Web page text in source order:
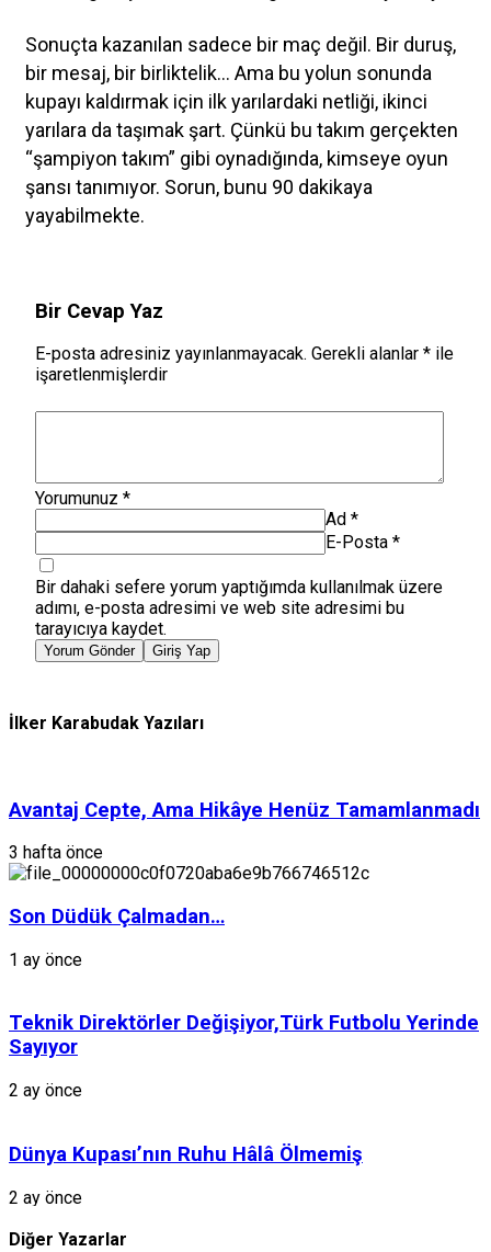
Sonuçta kazanılan sadece bir maç değil. Bir duruş,
bir mesaj, bir birliktelik… Ama bu yolun sonunda
kupayı kaldırmak için ilk yarılardaki netliği, ikinci
yarılara da taşımak şart. Çünkü bu takım gerçekten
“şampiyon takım” gibi oynadığında, kimseye oyun
şansı tanımıyor. Sorun, bunu 90 dakikaya
yayabilmekte.
Bir Cevap Yaz
E-posta adresiniz yayınlanmayacak. Gerekli alanlar * ile
işaretlenmişlerdir
Yorumunuz *
Ad *
E-Posta *
Bir dahaki sefere yorum yaptığımda kullanılmak üzere
adımı, e-posta adresimi ve web site adresimi bu
tarayıcıya kaydet.
Yorum Gönder Giriş Yap
İlker Karabudak Yazıları
Avantaj Cepte, Ama Hikâye Henüz Tamamlanmadı
3 hafta önce
Son Düdük Çalmadan…
1 ay önce
Teknik Direktörler Değişiyor,Türk Futbolu Yerinde
Sayıyor
2 ay önce
Dünya Kupası’nın Ruhu Hâlâ Ölmemiş
2 ay önce
Diğer Yazarlar